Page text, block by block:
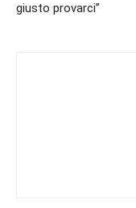
giusto provarci”